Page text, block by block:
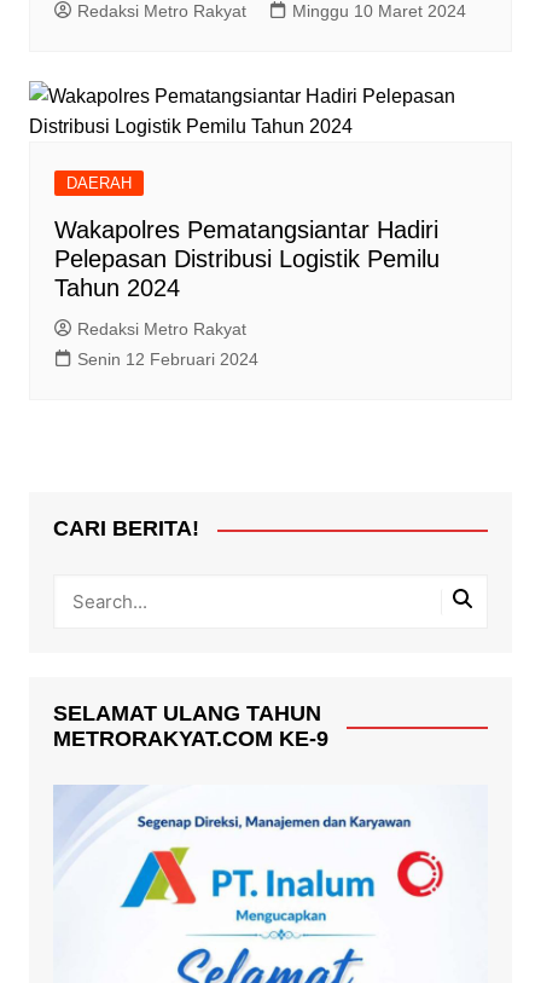
Redaksi Metro Rakyat Minggu 10 Maret 2024
DAERAH
Wakapolres Pematangsiantar Hadiri
Pelepasan Distribusi Logistik Pemilu
Tahun 2024
Redaksi Metro Rakyat
Senin 12 Februari 2024
CARI BERITA!
SELAMAT ULANG TAHUN
METRORAKYAT.COM KE-9